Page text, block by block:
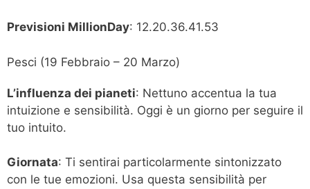
Previsioni MillionDay: 12.20.36.41.53
Pesci (19 Febbraio – 20 Marzo)
L’influenza dei pianeti: Nettuno accentua la tua
intuizione e sensibilità. Oggi è un giorno per seguire il
tuo intuito.
Giornata: Ti sentirai particolarmente sintonizzato
con le tue emozioni. Usa questa sensibilità per